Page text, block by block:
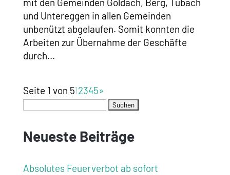
und Untereggen in allen Gemeinden
unbenützt abgelaufen. Somit konnten die
Arbeiten zur Übernahme der Geschäfte
durch...
Seite 1 von 512345»
Neueste Beiträge
Absolutes Feuerverbot ab sofort